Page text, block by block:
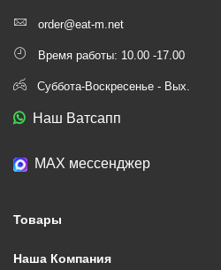
order@eat-m.net
Время работы: 10.00 -17.00
Суббота-Воскресенье - Вых.
Наш Ватсапп
МАХ мессенджер
Товары
Наша Компания